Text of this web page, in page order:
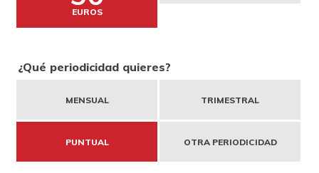
BUSCADOR
ACCESO PARA USUARIOS
COOPERACIÓN INTERNACIONAL
HAZTE VOLUNTARIO
ENTIDADES SOLIDARIAS
OTRAS FORMAS DE COLABORAR
DONA
EUROS
¿Qué periodicidad quieres?
MENSUAL TRIMESTRAL
PUNTUAL OTRA PERIODICIDAD